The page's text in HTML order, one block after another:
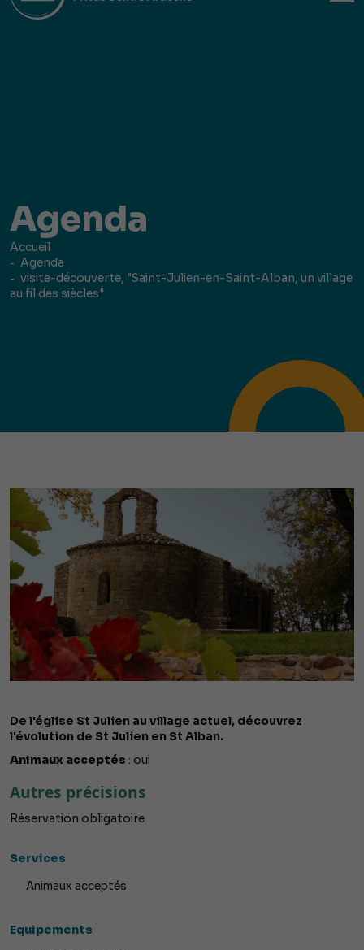
Agenda
Accueil
Agenda
visite-découverte, "Saint-Julien-en-Saint-Alban, un village
au fil des siècles"
De l'église St Julien au village actuel, découvrez
l'évolution de St Julien en St Alban.
Animaux acceptés : oui
Autres précisions
Réservation obligatoire
Services
Animaux acceptés
Equipements